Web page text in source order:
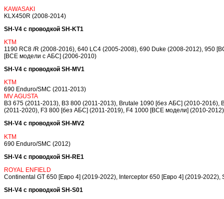
KAWASAKI
KLX450R (2008-2014)
SH-V4 с проводкой SH-KT1
KTM
1190 RC8 /R (2008-2016), 640 LC4 (2005-2008), 690 Duke (2008-2012),
[ВСЕ модели с АБС] (2006-2010)
SH-V4 с проводкой SH-MV1
KTM
690 Enduro/SMC (2011-2013)
MV AGUSTA
B3 675 (2011-2013), B3 800 (2011-2013), Brutale 1090 [без АБС] (2010-
(2011-2020), F3 800 [без АБС] (2011-2019), F4 1000 [ВСЕ модели] (2010-
SH-V4 с проводкой SH-MV2
KTM
690 Enduro/SMC (2012)
SH-V4 с проводкой SH-RE1
ROYAL ENFIELD
Continental GT 650 [Евро 4] (2019-2022), Interceptor 650 [Евро 4] (2019-
SH-V4 с проводкой SH-S01